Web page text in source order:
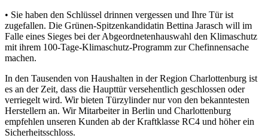
• Sie haben den Schlüssel drinnen vergessen und Ihre Tür ist
zugefallen. Die Grünen-Spitzenkandidatin Bettina Jarasch will im
Falle eines Sieges bei der Abgeordnetenhauswahl den Klimaschutz
mit ihrem 100-Tage-Klimaschutz-Programm zur Chefinnensache
machen.
In den Tausenden von Haushalten in der Region Charlottenburg ist
es an der Zeit, dass die Haupttür versehentlich geschlossen oder
verriegelt wird. Wir bieten Türzylinder nur von den bekanntesten
Herstellern an. Wir Mitarbeiter in Berlin und Charlottenburg
empfehlen unseren Kunden ab der Kraftklasse RC4 und höher ein
Sicherheitsschloss.